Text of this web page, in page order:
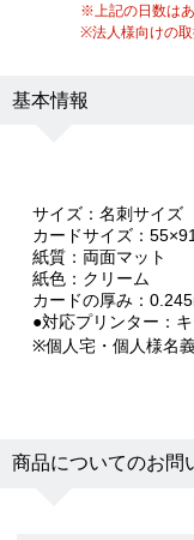
※上記の日数は
※法人様向けの取
基本情報
サイズ：名刺サイズ
カードサイズ：
紙質：両面マット
紙色：クリーム
カードの厚み：
●対応プリンター：
※個人宅・個人様名
商品についてのお問